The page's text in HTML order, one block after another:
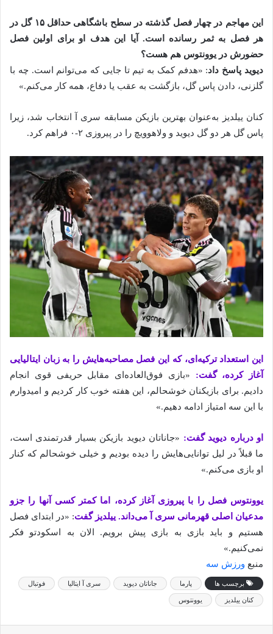
این مهاجم در چهار فصل گذشته در سطح باشگاهی حداقل ۱۵ گل در
هر فصل به ثمر رسانده است. آیا این هدف او برای اولین فصل
حضورش در یوونتوس هم هست؟
دیوید پاسخ داد: «هدفم کمک به تیم تا جایی که می‌توانم است. چه با
گلزنی، دادن پاس گل، بازگشت به عقب یا دفاع، همه کار می‌کنم.»
کنان ییلدیز به‌عنوان بهترین بازیکن مسابقه سری آ انتخاب شد، زیرا
پاس گل هر دو گل دیوید و ولاهوویچ را در پیروزی ۲-۰ فراهم کرد.
این استعداد ترکیه‌ای، که این فصل مصاحبه‌هایش را به زبان ایتالیایی
آغاز کرده، گفت: «بازی فوق‌العاده‌ای مقابل حریفی قوی انجام
دادیم. برای بازیکنان خوشحالم، این هفته خوب کار کردیم و امیدوارم
با این سه امتیاز ادامه دهیم.»
او درباره دیوید گفت: «جاناتان دیوید بازیکن بسیار قدرتمندی است،
ما قبلاً در لیل توانایی‌هایش را دیده بودیم و خیلی خوشحالم که کنار
او بازی می‌کنم.»
یوونتوس فصل را با پیروزی آغاز کرده، اما کمتر کسی آنها را جزو
مدعیان اصلی قهرمانی سری آ می‌داند. ییلدیز گفت: «در ابتدای فصل
هستیم و باید بازی به بازی پیش برویم. الان به اسکودتو فکر
نمی‌کنیم.»
منبع ورزش سه
برچسب ها پارما جاناتان دیوید سری آ ایتالیا فوتبال
کنان ییلدیز یوونتوس